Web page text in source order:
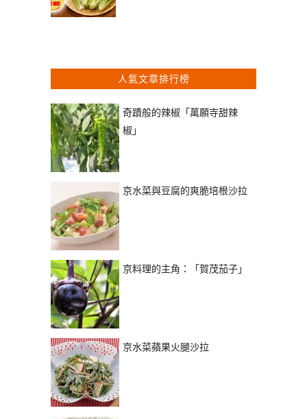
人氣文章排行榜
奇蹟般的辣椒「萬願寺甜辣
椒」
京水菜與豆腐的爽脆培根沙拉
京料理的主角：「賀茂茄子」
京水菜蘋果火腿沙拉